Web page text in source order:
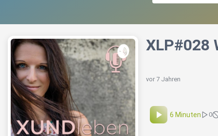
XLP#028
vor 7 Jahren
6 Minuten 0